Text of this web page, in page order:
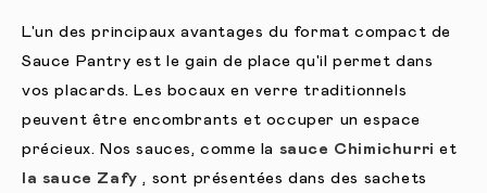
L'un des principaux avantages du format compact de
Sauce Pantry est le gain de place qu'il permet dans
vos placards. Les bocaux en verre traditionnels
peuvent être encombrants et occuper un espace
précieux. Nos sauces, comme la sauce Chimichurri et
la sauce Zafy , sont présentées dans des sachets